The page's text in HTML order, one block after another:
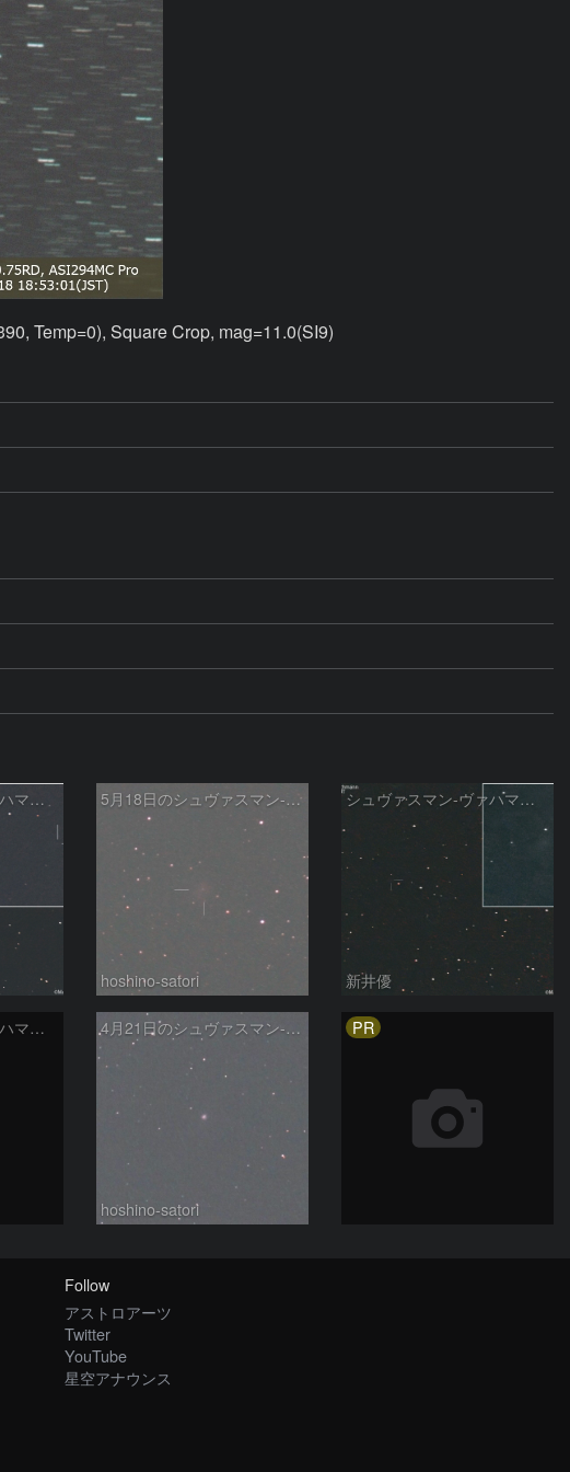
Temp=0), Square Crop, mag=11.0(SI9)
シュヴァスマン-ヴァハマン彗星 ( 29P )：2026/05/18 5月18日のシュヴァスマン-ヴァハマン第1彗星（29P）
hoshino-satori
シュヴァスマン-ヴァハマン彗星 ( 29P )：2026/05/15
新井優
シュヴァスマン-ヴァハマン彗星 ( 29P )：2026/04/21 4月21日のシュヴァスマン-ヴァハマン第1彗星（Schwassmann-Wachmann 1）
hoshino-satori
PR
Follow
アストロアーツ
Twitter
YouTube
星空アナウンス